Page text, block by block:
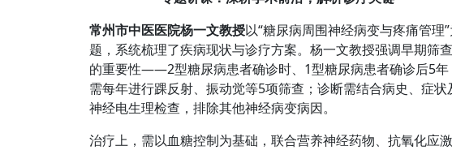
常州市中医医院杨一文教授以“糖尿病周围神经病变与疼痛管理
题，系统梳理了疾病现状与诊疗方案。杨一文教授强调早期筛查
的重要性——2型糖尿病患者确诊时、1型糖尿病患者确诊后5年
需每年进行踝反射、振动觉等5项筛查；诊断需结合病史、症状
神经电生理检查，排除其他神经病变病因。
治疗上，需以血糖控制为基础，联合营养神经药物、抗氧化应激